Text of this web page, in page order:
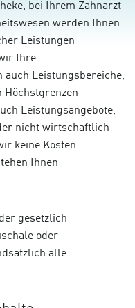
bei Ihrem Zahnarzt
werden Ihnen
Leistungen
Ihre
auch Leistungsbereiche,
Höchstgrenzen
Leistungsangebote,
nicht wirtschaftlich
keine Kosten
Ihnen
gesetzlich
oder
alle